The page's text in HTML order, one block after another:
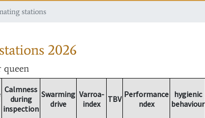
stations
2026
queen
Calmness
during
inspection
Swarming
drive
Varroa-
index
TBV Performance
ndex
hygienic
behaviour